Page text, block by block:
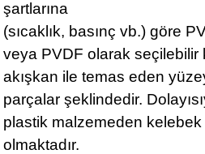
şartlarına
(sıcaklık, basınç vb.) göre
veya PVDF olarak seçilebilir
akışkan ile temas eden
parçalar şeklindedir.
plastik malzemeden kelebek
olmaktadır.